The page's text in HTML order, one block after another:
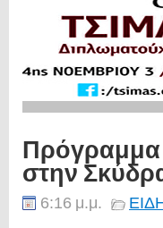
Πρόγραμμα
στην
6:16 μ.μ.